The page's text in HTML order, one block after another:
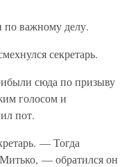
важному делу.
секретарь.
сюда по призыву
голосом и
пот.
— Тогда
— обратился он